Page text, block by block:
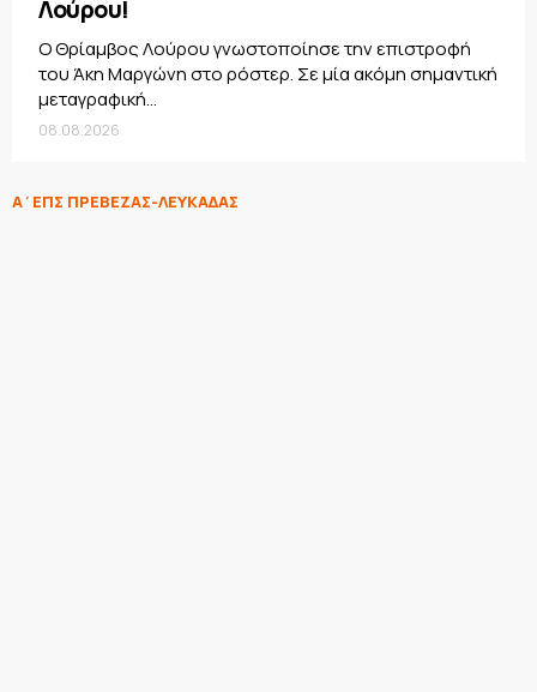
Λούρου!
Ο Θρίαμβος Λούρου γνωστοποίησε την επιστροφή
του Άκη Μαργώνη στο ρόστερ. Σε μία ακόμη σημαντική
μεταγραφική...
08.08.2026
Α΄ΕΠΣ ΠΡΕΒΕΖΑΣ-ΛΕΥΚΑΔΑΣ